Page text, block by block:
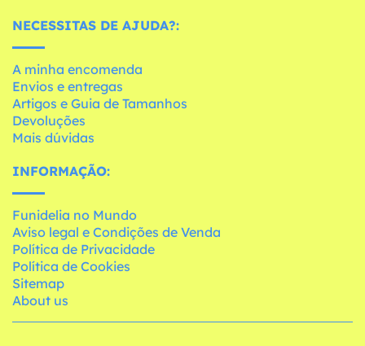
NECESSITAS DE AJUDA?:
A minha encomenda
Envios e entregas
Artigos e Guia de Tamanhos
Devoluções
Mais dúvidas
INFORMAÇÃO:
Funidelia no Mundo
Aviso legal e Condições de Venda
Política de Privacidade
Política de Cookies
Sitemap
About us